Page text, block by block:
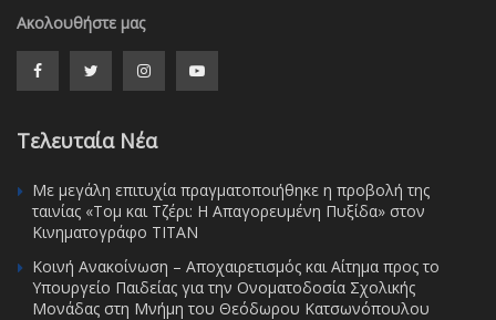
Ακολουθήστε μας
Τελευταία Νέα
Με μεγάλη επιτυχία πραγματοποιήθηκε η προβολή της
ταινίας «Τομ και Τζέρι: Η Απαγορευμένη Πυξίδα» στον
Κινηματογράφο ΤΙΤΑΝ
Κοινή Ανακοίνωση – Αποχαιρετισμός και Αίτημα προς το
Υπουργείο Παιδείας για την Ονοματοδοσία Σχολικής
Μονάδας στη Μνήμη του Θεόδωρου Κατσωνόπουλου